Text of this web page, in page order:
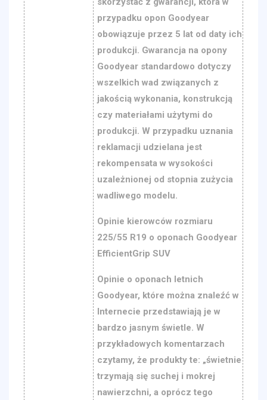
przypadku opon Goodyear
obowiązuje przez 5 lat od daty ich
produkcji. Gwarancja na opony
Goodyear standardowo dotyczy
wszelkich wad związanych z
jakością wykonania, konstrukcją
czy materiałami użytymi do
produkcji. W przypadku uznania
reklamacji udzielana jest
rekompensata w wysokości
uzależnionej od stopnia zużycia
wadliwego modelu.
Opinie kierowców rozmiaru
225/55 R19 o oponach Goodyear
EfficientGrip SUV
Opinie o oponach letnich
Goodyear, które można znaleźć w
Internecie przedstawiają je w
bardzo jasnym świetle. W
przykładowych komentarzach
czytamy, że produkty te: „świetnie
trzymają się suchej i mokrej
nawierzchni, a oprócz tego